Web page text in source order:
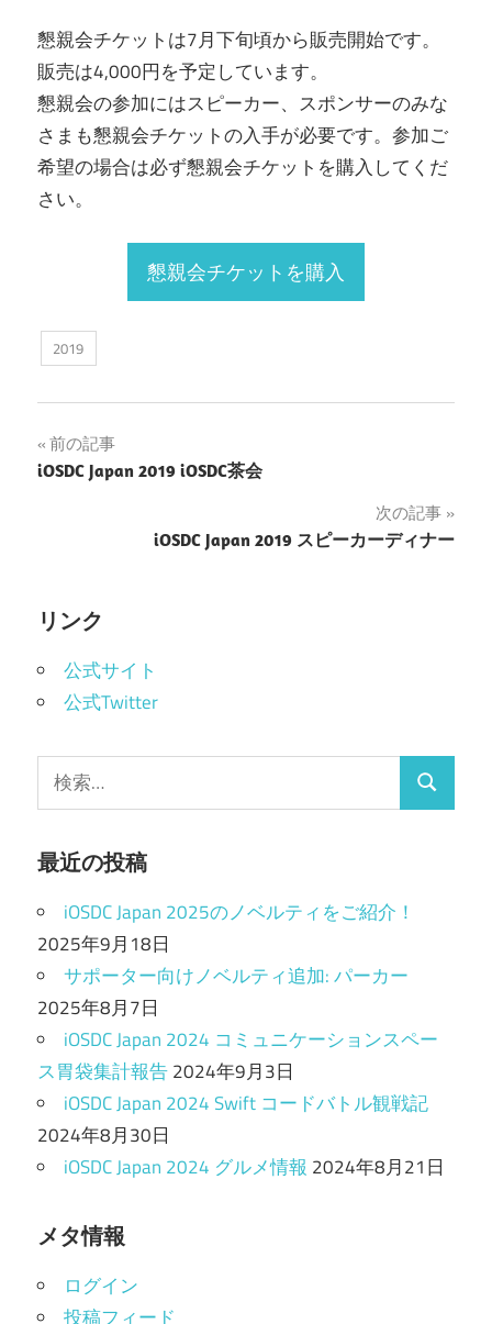
懇親会チケットは7月下旬頃から販売開始です。
販売は4,000円を予定しています。
懇親会の参加にはスピーカー、スポンサーのみな
さまも懇親会チケットの入手が必要です。参加ご
希望の場合は必ず懇親会チケットを購入してくだ
さい。
懇親会チケットを購入
2019
投
稿
ゲ
ー
シ
ョ
ン
前の記事
iOSDC Japan 2019 iOSDC茶会
次の記事
iOSDC Japan 2019 スピーカーディナー
リンク
公式サイト
公式Twitter
索:
検
最近の投稿
iOSDC Japan 2025のノベルティをご紹介！
2025年9月18日
サポーター向けノベルティ追加: パーカー
2025年8月7日
iOSDC Japan 2024 コミュニケーションスペー
ス胃袋集計報告2024年9月3日
iOSDC Japan 2024 Swift コードバトル観戦記
2024年8月30日
iOSDC Japan 2024 グルメ情報 2024年8月21日
メタ情報
ログイン
投稿フィード